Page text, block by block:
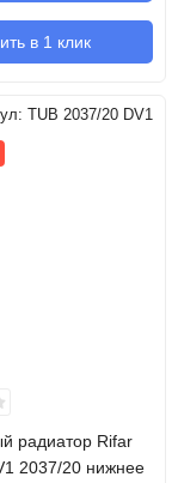
в 1 клик
TUB 2037/20 DV1
радиатор Rifar
2037/20 нижнее